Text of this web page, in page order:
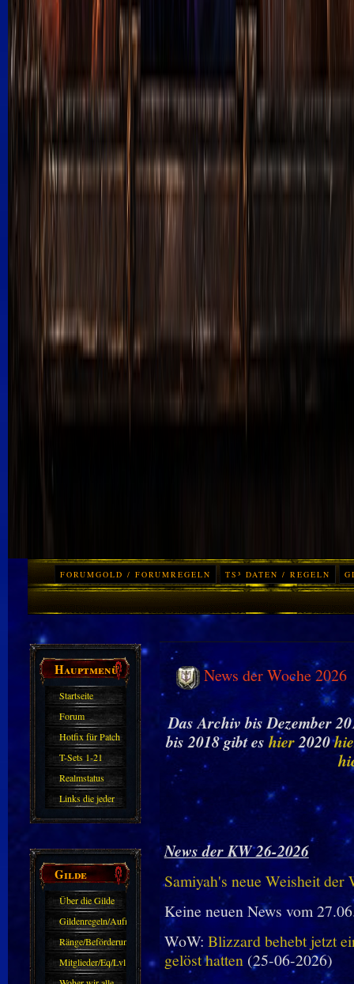
FORUMGOLD / FORUMREGELN TS³ DATEN / REGELN
Hauptmenü
Startseite
Forum
Hotfix für Patch
11.X
T-Sets 1-21
Realmstatus
Links die jeder
kennen sollte?!
Gilde
Über die Gilde
(DAW)
Gildenregeln/Aufnahme
Ränge/Beförderungen
Mitglieder/Eq/Lvl
News der Woche 2026
Das Archiv bis Dezember
bis 2018 gibt es hier2020
News der KW 26-2026
Samiyah's neue Weisheit der
Keine neuen News vom
WoW: Blizzard behebt jetzt
gelöst hatten(25-06-2026)